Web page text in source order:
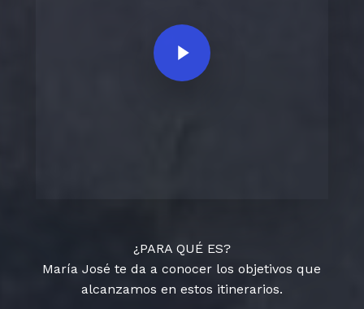
Play Video
¿PARA QUÉ ES?
María José te da a conocer los objetivos que
alcanzamos en estos itinerarios.